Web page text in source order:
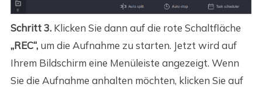
Schritt 3.Klicken Sie dann auf die rote Schaltfläche
„REC“,um die Aufnahme zu starten. Jetzt wird auf
Ihrem Bildschirm eine Menüleiste angezeigt. Wenn
Sie die Aufnahme anhalten möchten, klicken Sie auf